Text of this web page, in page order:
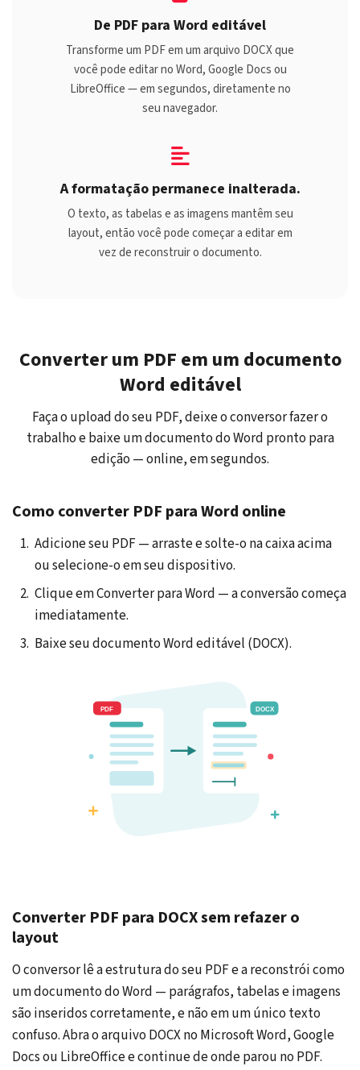
De PDF para Word editável
Transforme um PDF em um arquivo DOCX que
você pode editar no Word, Google Docs ou
LibreOffice — em segundos, diretamente no
seu navegador.
A formatação permanece inalterada.
O texto, as tabelas e as imagens mantêm seu
layout, então você pode começar a editar em
vez de reconstruir o documento.
Converter um PDF em um documento
Word editável
Faça o upload do seu PDF, deixe o conversor fazer o
trabalho e baixe um documento do Word pronto para
edição — online, em segundos.
Como converter PDF para Word online
Adicione seu PDF — arraste e solte-o na caixa acima
ou selecione-o em seu dispositivo.
Clique em Converter para Word — a conversão começa
imediatamente.
Baixe seu documento Word editável (DOCX).
Converter PDF para DOCX sem refazer o
layout
O conversor lê a estrutura do seu PDF e a reconstrói como
um documento do Word — parágrafos, tabelas e imagens
são inseridos corretamente, e não em um único texto
confuso. Abra o arquivo DOCX no Microsoft Word, Google
Docs ou LibreOffice e continue de onde parou no PDF.